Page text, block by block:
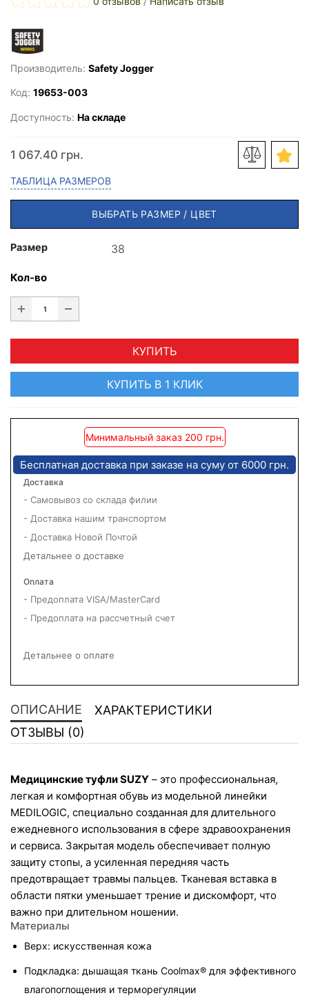
Производитель: Safety Jogger
Код: 19653-003
Доступность: На складе
1 067.40 грн.
ТАБЛИЦА РАЗМЕРОВ
ВЫБРАТЬ РАЗМЕР / ЦВЕТ
Размер
Кол-во
КУПИТЬ
КУПИТЬ В 1 КЛИК
Минимальный заказ 200 грн.
Бесплатная доставка при заказе на суму от 6000 грн.
Доставка
- Самовывоз со склада филии
- Доставка нашим транспортом
- Доставка Новой Почтой
Детальнее о доставке
Оплата
- Предоплата VISA/MasterCard
- Предоплата на рассчетный счет
Детальнее о оплате
ОПИСАНИЕ
ХАРАКТЕРИСТИКИ
ОТЗЫВЫ (0)
Медицинские туфли SUZY – это профессиональная,
легкая и комфортная обувь из модельной линейки
MEDILOGIC, специально созданная для длительного
ежедневного использования в сфере здравоохранения
и сервиса. Закрытая модель обеспечивает полную
защиту стопы, а усиленная передняя часть
предотвращает травмы пальцев. Тканевая вставка в
области пятки уменьшает трение и дискомфорт, что
важно при длительном ношении.
Материалы
Верх: искусственная кожа
Подкладка: дышащая ткань Coolmax® для эффективного
влагопоглощения и терморегуляции